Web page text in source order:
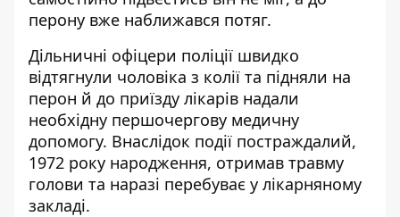
перону вже наближався потяг.
Дільничні офіцери поліції швидко
відтягнули чоловіка з колії та підняли на
перон й до приїзду лікарів надали
необхідну першочергову медичну
допомогу. Внаслідок події постраждалий,
1972 року народження, отримав травму
голови та наразі перебуває у лікарняному
закладі.